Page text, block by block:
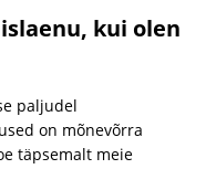
kui olen
paljudel
on mõnevõrra
täpsemalt meie